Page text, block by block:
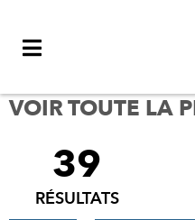
VOIR TOUTE LA
FILTRER
RÉSULTATS
39
RÉSULTATS